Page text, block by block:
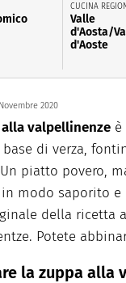
CUCINA
Valle
d'Aosta/
d'Aoste
2020
valpellinenze
base di verza,
piatto povero,
modo saporito
della ricetta
Potete
la zuppa alla